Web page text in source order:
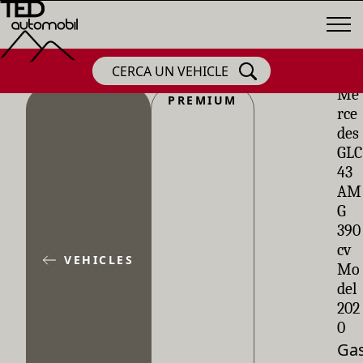
CERCA UN VEHICLE
VEHICLES
PREMIUM
Me
rce
des
GLC
43
AM
G
390
cv
Mo
del
202
0